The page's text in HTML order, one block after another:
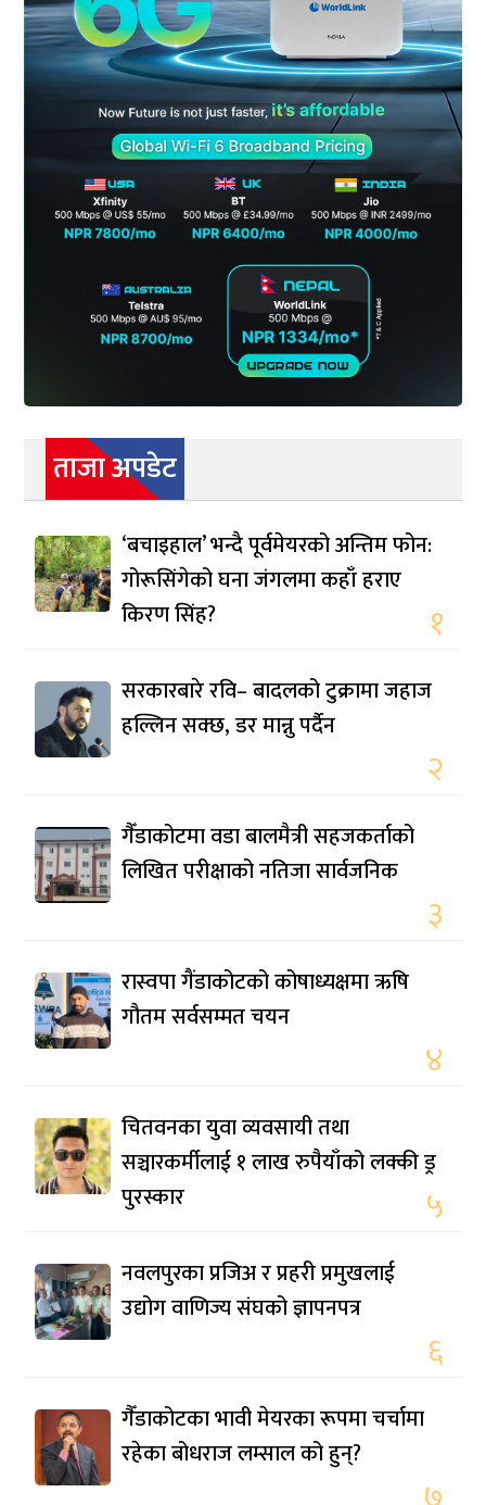
ताजा अपडेट
‘बचाइहाल’ भन्दै पूर्वमेयरको अन्तिम फोन:
गोरूसिंगेको घना जंगलमा कहाँ हराए
किरण सिंह?
१
सरकारबारे रवि– बादलको टुक्रामा जहाज
हल्लिन सक्छ, डर मान्नु पर्दैन
२
गैँडाकोटमा वडा बालमैत्री सहजकर्ताको
लिखित परीक्षाको नतिजा सार्वजनिक
३
रास्वपा गैंडाकोटको कोषाध्यक्षमा ऋषि
गौतम सर्वसम्मत चयन
४
चितवनका युवा व्यवसायी तथा
सञ्चारकर्मीलाई १ लाख रुपैयाँको लक्की ड्र
पुरस्कार
५
नवलपुरका प्रजिअ र प्रहरी प्रमुखलाई
उद्योग वाणिज्य संघको ज्ञापनपत्र
६
गैँडाकोटका भावी मेयरका रूपमा चर्चामा
रहेका बोधराज लम्साल को हुन्?